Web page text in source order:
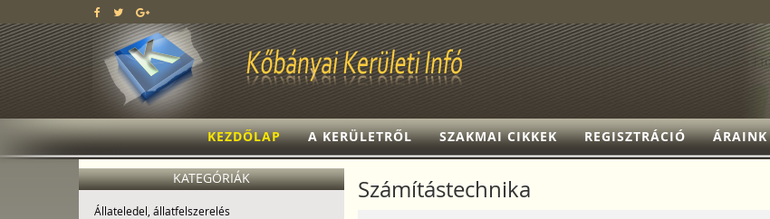
KEZDŐLAP A KERÜLETRŐL SZAKMAI CIKKEK REGISZTRÁCIÓ ÁRAINK
KATEGÓRIÁK
Állateledel, állatfelszerelés
Számítástechnika